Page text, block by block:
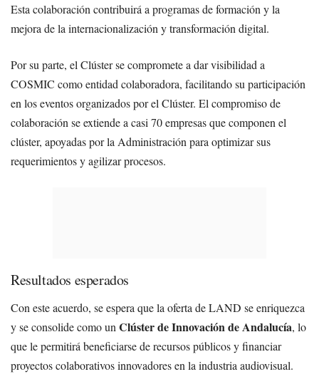
Esta colaboración contribuirá a programas de formación y la
mejora de la internacionalización y transformación digital.
Por su parte, el Clúster se compromete a dar visibilidad a
COSMIC como entidad colaboradora, facilitando su participación
en los eventos organizados por el Clúster. El compromiso de
colaboración se extiende a casi 70 empresas que componen el
clúster, apoyadas por la Administración para optimizar sus
requerimientos y agilizar procesos.
Resultados esperados
Con este acuerdo, se espera que la oferta de LAND se enriquezca
y se consolide como un Clúster de Innovación de Andalucía, lo
que le permitirá beneficiarse de recursos públicos y financiar
proyectos colaborativos innovadores en la industria audiovisual.